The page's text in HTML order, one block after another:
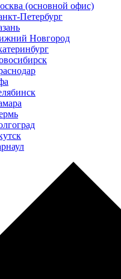
(основной офис)
Петербург
Новгород